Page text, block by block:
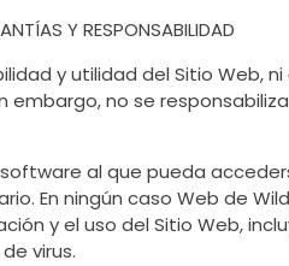
Y RESPONSABILIDAD
y utilidad del Sitio Web,
no se
al que pueda
En ningún caso Web de
y el uso del Sitio Web,
virus.